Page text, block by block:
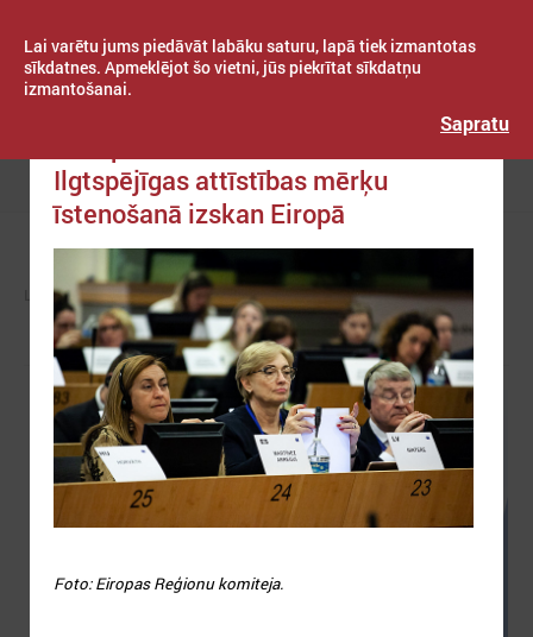
Lai varētu jums piedāvāt labāku saturu, lapā tiek izmantotas
sīkdatnes. Apmeklējot šo vietni, jūs piekrītat sīkdatņu
izmantošanai.
Sapratu
Izvēlne
ZIŅAS EIROPĀ UN PASAULĒ
Ilgtspējīgas attīstības mērķu
īstenošanā izskan Eiropā
Foto: Eiropas Reģionu komiteja.